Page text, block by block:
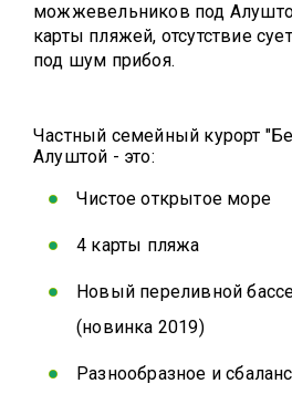
можжевельников под
карты пляжей, отсутствие
под шум прибоя.
Частный семейный курорт
Алуштой - это:
Чистое открытое море
4 карты пляжа
Новый переливной
(новинка 2019)
Разнообразное и